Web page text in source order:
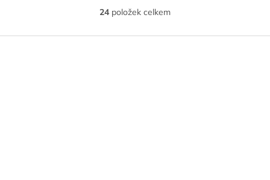
AntiCrease...
O
l
24položek celkem
Z